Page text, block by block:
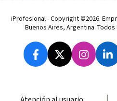
iProfesional - Copyright ©2026.
Buenos Aires, Argentina.